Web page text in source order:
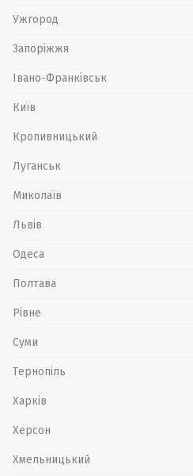
Ужгород
Запоріжжя
Івано-Франківськ
Київ
Кропивницький
Луганськ
Миколаїв
Львів
Одеса
Полтава
Рівне
Суми
Тернопіль
Харків
Херсон
Хмельницький